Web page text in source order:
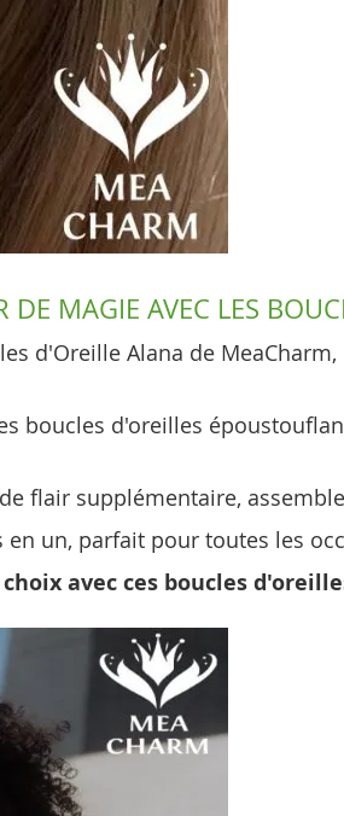
MAGIE AVEC LES
d'Oreille Alana de
boucles d'oreilles
flair supplémentaire,
en un, parfait pour toutes les
avec ces boucles